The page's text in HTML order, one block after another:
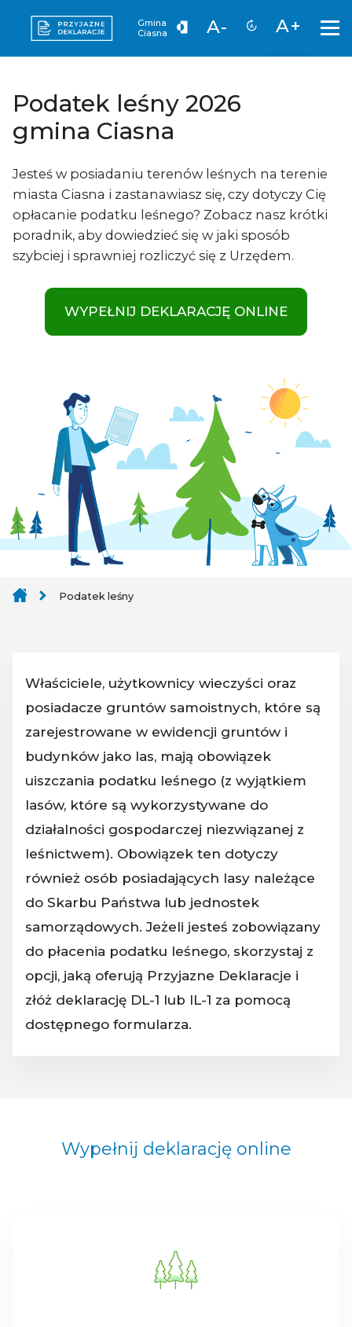
Gmina
Ciasna
A- A+
Podatek leśny 2026
gmina Ciasna
Jesteś w posiadaniu terenów leśnych na terenie
miasta Ciasna i zastanawiasz się, czy dotyczy Cię
opłacanie podatku leśnego? Zobacz nasz krótki
poradnik, aby dowiedzieć się w jaki sposób
szybciej i sprawniej rozliczyć się z Urzędem.
WYPEŁNIJ DEKLARACJĘ ONLINE
Podatek leśny
Właściciele, użytkownicy wieczyści oraz
posiadacze gruntów samoistnych, które są
zarejestrowane w ewidencji gruntów i
budynków jako las, mają obowiązek
uiszczania podatku leśnego (z wyjątkiem
lasów, które są wykorzystywane do
działalności gospodarczej niezwiązanej z
leśnictwem). Obowiązek ten dotyczy
również osób posiadających lasy należące
do Skarbu Państwa lub jednostek
samorządowych. Jeżeli jesteś zobowiązany
do płacenia podatku leśnego, skorzystaj z
opcji, jaką oferują Przyjazne Deklaracje i
złóż deklarację DL-1 lub IL-1 za pomocą
dostępnego formularza.
Wypełnij deklarację online